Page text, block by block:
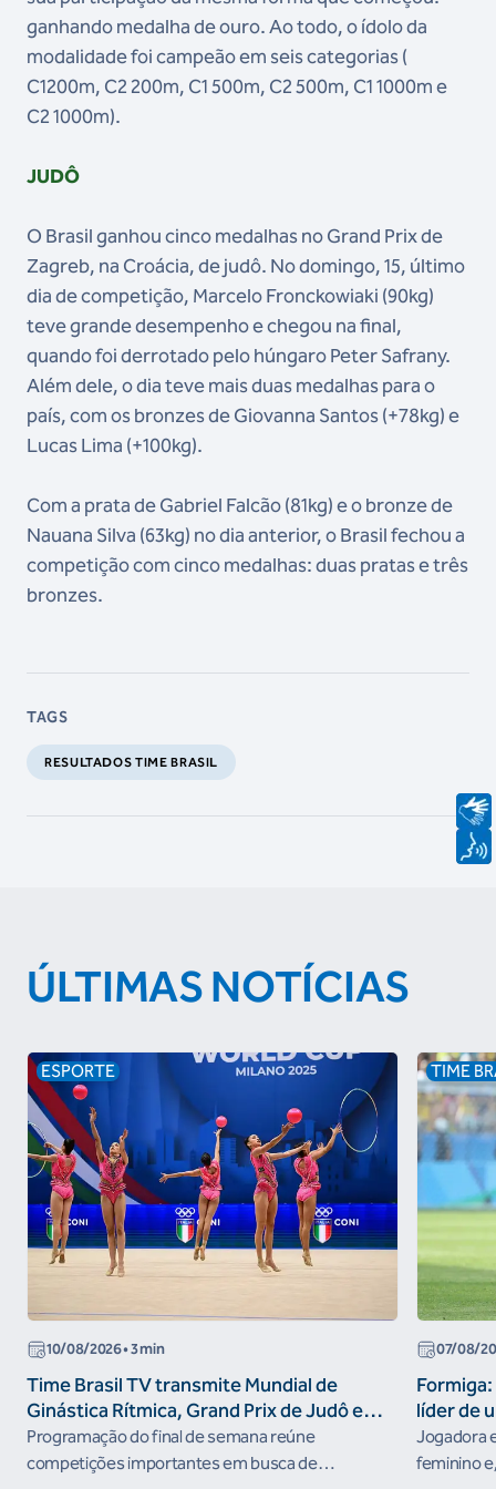
ganhando medalha de ouro. Ao todo, o ídolo da
modalidade foi campeão em seis categorias (
C1200m, C2 200m, C1 500m, C2 500m, C1 1000m e
C2 1000m).
JUDÔ
O Brasil ganhou cinco medalhas no Grand Prix de
Zagreb, na Croácia, de judô. No domingo, 15, último
dia de competição, Marcelo Fronckowiaki (90kg)
teve grande desempenho e chegou na final,
quando foi derrotado pelo húngaro Peter Safrany.
Além dele, o dia teve mais duas medalhas para o
país, com os bronzes de Giovanna Santos (+78kg) e
Lucas Lima (+100kg).
Com a prata de Gabriel Falcão (81kg) e o bronze de
Nauana Silva (63kg) no dia anterior, o Brasil fechou a
competição com cinco medalhas: duas pratas e três
bronzes.
TAGS
RESULTADOS TIME BRASIL
ÚLTIMAS NOTÍCIAS
ESPORTE
10/08/2026• 3 min
Time Brasil TV transmite Mundial de
Ginástica Rítmica, Grand Prix de Judô e
Brasileiro de Skate Street nesta semana
Programação do final de semana reúne
competições importantes em busca de
TIME
07/08/
líder de
Jogadora
feminino